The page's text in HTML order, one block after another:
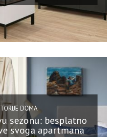
DOMA
sezonu: besplatno
svoga apartmana